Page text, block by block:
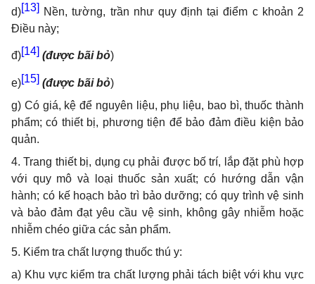
d)[13] Nền, tường, trần như quy định tại điểm c khoản 2
Điều này;
đ)[14] (được bãi bỏ)
e)[15] (được bãi bỏ)
g) Có giá, kệ để nguyên liệu, phụ liệu, bao bì, thuốc thành
phẩm; có thiết bị, phương tiện để bảo đảm điều kiện bảo
quản.
4. Trang thiết bị, dụng cụ phải được bố trí, lắp đặt phù hợp
với quy mô và loại thuốc sản xuất; có hướng dẫn vận
hành; có kế hoạch bảo trì bảo dưỡng; có quy trình vệ sinh
và bảo đảm đạt yêu cầu vệ sinh, không gây nhiễm hoặc
nhiễm chéo giữa các sản phẩm.
5. Kiểm tra chất lượng thuốc thú y:
a) Khu vực kiểm tra chất lượng phải tách biệt với khu vực